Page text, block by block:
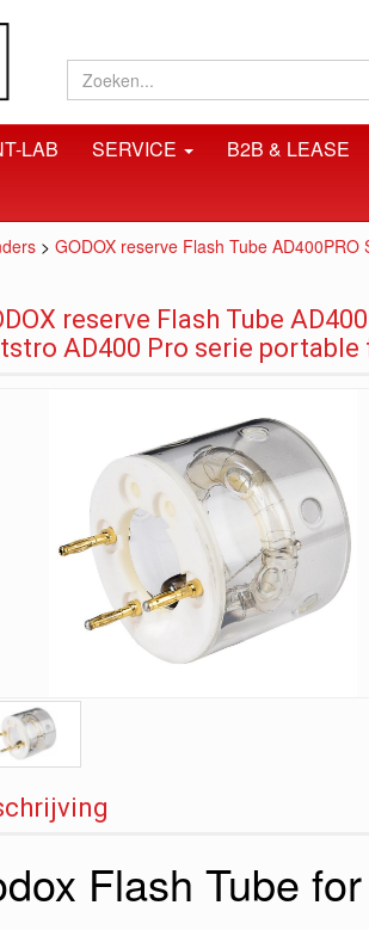
LAB SERVICE B2B & LEASE
> GODOX reserve Flash Tube
reserve Flash Tube
AD400 Pro serie
Flash Tube